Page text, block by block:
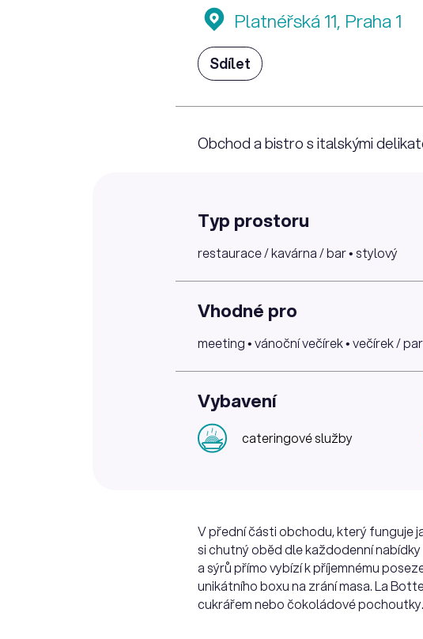
Platnéřská 11, Praha 1
Sdílet
Obchod a bistro s italskými
Typ prostoru
restaurace / kavárna / bar • stylový
Vhodné pro
meeting • vánoční večírek • večírek /
Vybavení
cateringové služby
V přední části obchodu, který funguje
si chutný oběd dle každodenní
a sýrů přímo vybízí k příjemnému
unikátního boxu na zrání masa. La
cukrářem nebo čokoládové pochoutky.